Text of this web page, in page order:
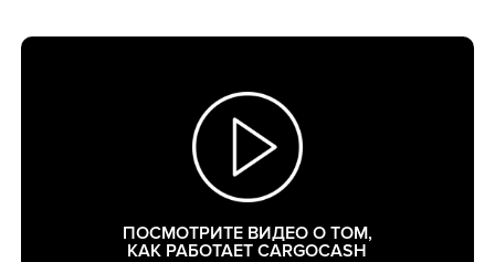
ПОСМОТРИТЕ ВИДЕО О ТОМ,
КАК РАБОТАЕТ CARGOCASH